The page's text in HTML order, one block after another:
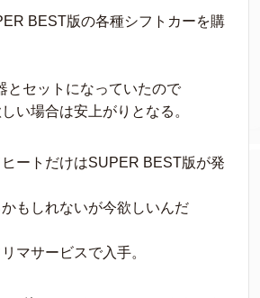
BEST版の各種シフトカーを購
とセットになっていたので
い場合は安上がりとなる。
ートだけはSUPER BEST版が発
もしれないが今欲しいんだ
マサービスで入手。